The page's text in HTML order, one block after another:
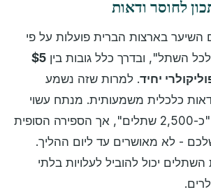
לחוסר ודאות
השיער בארצות הברית פועלות על פי
השתל", ובדרך כלל גובות בין $5
. למרות שזה נשמע
כלכלית משמעותית. מנתח עשוי
להעריך שתצטרכו "כ-2,500 שתלים", אך הספירה הסופית
- לא מאושרים עד ליום ההליך.
יכול להוביל לעלויות בלתי